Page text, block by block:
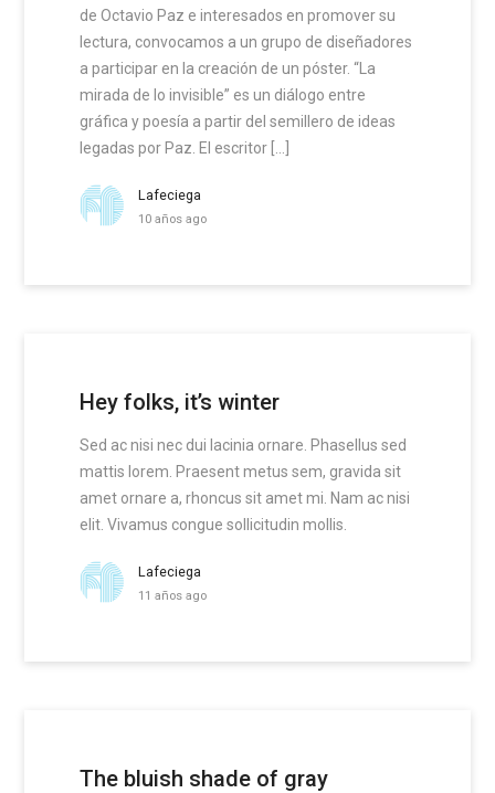
de Octavio Paz e interesados en promover su
lectura, convocamos a un grupo de diseñadores
a participar en la creación de un póster. “La
mirada de lo invisible” es un diálogo entre
gráfica y poesía a partir del semillero de ideas
legadas por Paz. El escritor […]
Lafeciega
10 años ago
Hey folks, it’s winter
Sed ac nisi nec dui lacinia ornare. Phasellus sed
mattis lorem. Praesent metus sem, gravida sit
amet ornare a, rhoncus sit amet mi. Nam ac nisi
elit. Vivamus congue sollicitudin mollis.
Lafeciega
11 años ago
The bluish shade of gray